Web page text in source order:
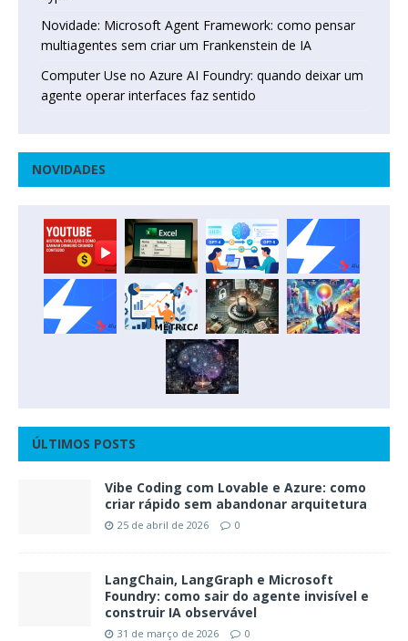
Novidade: Microsoft Agent Framework: como pensar
multiagentes sem criar um Frankenstein de IA
Computer Use no Azure AI Foundry: quando deixar um
agente operar interfaces faz sentido
NOVIDADES
ÚLTIMOS POSTS
Vibe Coding com Lovable e Azure: como
criar rápido sem abandonar arquitetura
25 de abril de 2026 0
LangChain, LangGraph e Microsoft
Foundry: como sair do agente invisível e
construir IA observável
31 de março de 2026 0